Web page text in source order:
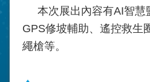
本次展出內容有AI智慧
GPS修坡輔助、遙控救生
繩槍等。